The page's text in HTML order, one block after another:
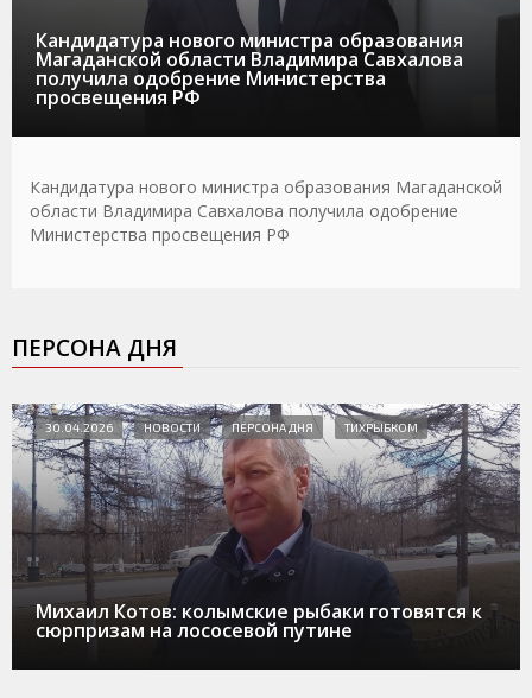
Кандидатура нового министра образования
Магаданской области Владимира Савхалова
получила одобрение Министерства
просвещения РФ
Кандидатура нового министра образования Магаданской
области Владимира Савхалова получила одобрение
Министерства просвещения РФ
ПЕРСОНА ДНЯ
Михаил Котов: колымские рыбаки готовятся к
сюрпризам на лососевой путине
30.04.2026 НОВОСТИ ПЕРСОНА ДНЯ ТИХРЫБКОМ